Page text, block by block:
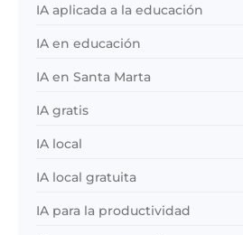
IA aplicada a la educación
IA en educación
IA en Santa Marta
IA gratis
IA local
IA local gratuita
IA para la productividad